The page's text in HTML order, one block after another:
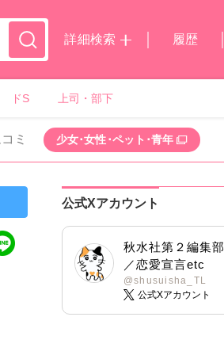
詳細検索
履歴
ドS 上司・部下
ミ 少女･女性･ペット･青年
公式Xアカウント
秋水社第２編集部
／恋愛宣言etc
@shusuisha_TL
公式Xアカウント